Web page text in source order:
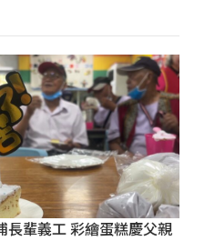
長輩義工 彩繪蛋糕慶父親